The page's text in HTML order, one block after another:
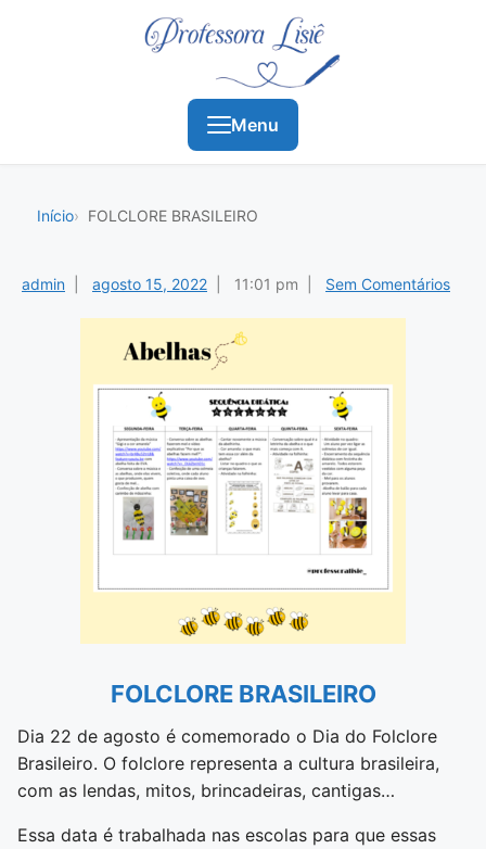
Menu
Início FOLCLORE BRASILEIRO
admin agosto 15, 2022 11:01 pm | Sem Comentários
FOLCLORE BRASILEIRO
Dia 22 de agosto é comemorado o Dia do Folclore
Brasileiro. O folclore representa a cultura brasileira,
com as lendas, mitos, brincadeiras, cantigas…
Essa data é trabalhada nas escolas para que essas